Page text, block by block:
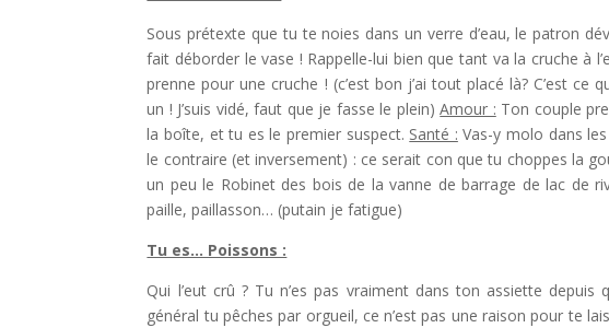
Sous prétexte que tu te noies dans un verre d’eau, le patron
fait déborder le vase ! Rappelle-lui bien que tant va la cruche à
prenne pour une cruche ! (c’est bon j’ai tout placé là? C’est
un ! J’suis vidé, faut que je fasse le plein)Amour : Ton couple
la boîte, et tu es le premier suspect. Santé : Vas-y molo dans
le contraire (et inversement) : ce serait con que tu choppes la
un peu le Robinet des bois de la vanne de barrage de lac de
paille, paillasson… (putain je fatigue)
Tu es… Poissons :
Qui l’eut crû ? Tu n’es pas vraiment dans ton assiette depuis
général tu pêches par orgueil, ce n’est pas une raison pour te